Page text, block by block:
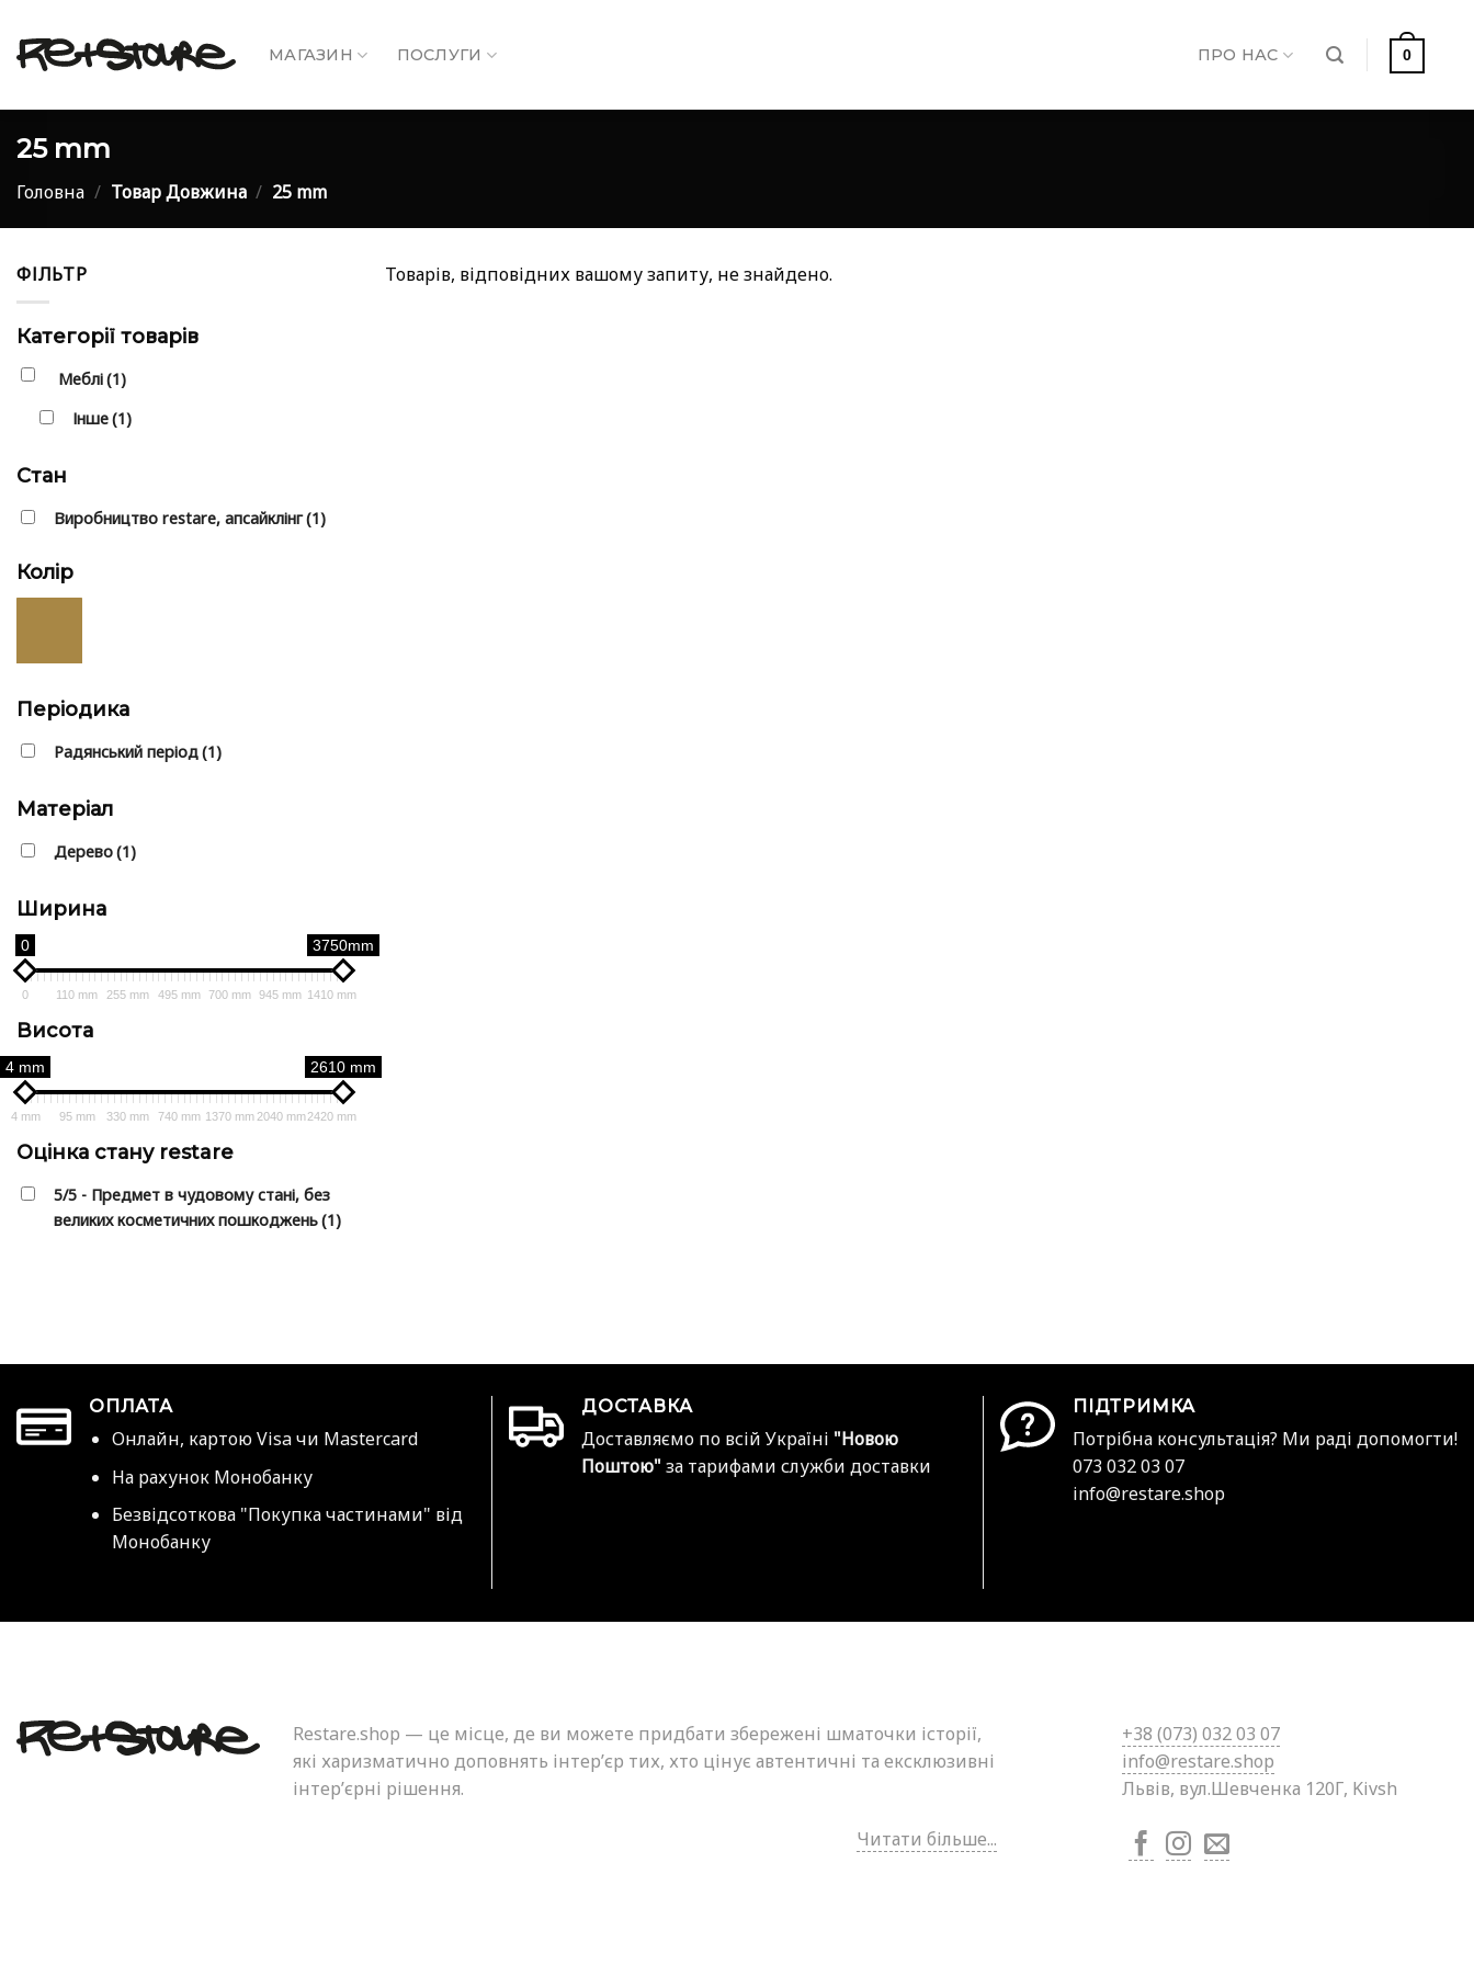
content
МАГАЗИН ПОСЛУГИ ПРО НАС 0
25 mm
Головна / Товар Довжина / 25 mm
ФІЛЬТР
Категорії товарів
Меблі(1)
Інше(1)
Стан
Виробництво restare, апсайклінг(1)
Колір
Періодика
Радянський період(1)
Матеріал
Дерево(1)
Ширина
0 3750mm
0 110 mm 255 mm 495 mm 700 mm 945 mm 1410 mm
Висота
4 mm 2610 mm
4 mm 95 mm 330 mm 740 mm 1370 mm 2040 mm 2420 mm
Оцінка стану restare
5/5 - Предмет в чудовому стані, без
великих косметичних пошкоджень(1)
Товарів, відповідних вашому запиту, не знайдено.
ОПЛАТА
Онлайн, картою Visa чи Mastercard
На рахунок Монобанку
Безвідсоткова "Покупка частинами" від
Монобанку
ДОСТАВКА
Доставляємо по всій Україні "Новою
Поштою" за тарифами служби доставки
ПІДТРИМКА
Потрібна консультація? Ми раді допомогти!
073 032 03 07
info@restare.shop
Restare.shop — це місце, де ви можете придбати збережені шматочки історії,
які харизматично доповнять інтер’єр тих, хто цінує автентичні та ексклюзивні
інтер’єрні рішення.
Читати більше...
+38 (073) 032 03 07
info@restare.shop
Львів, вул.Шевченка 120Г, Kivsh